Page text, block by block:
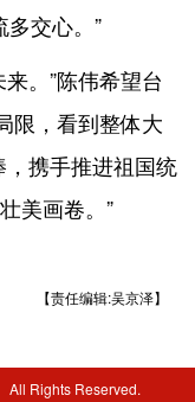
多交心。”
。”陈伟希望台
限，看到整体大
，携手推进祖国统
美画卷。”
【责任编辑:吴京泽】
All Rights Reserved.